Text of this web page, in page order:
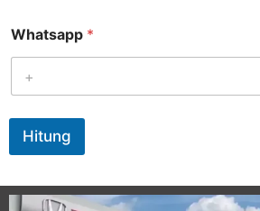
Whatsapp *
Hitung